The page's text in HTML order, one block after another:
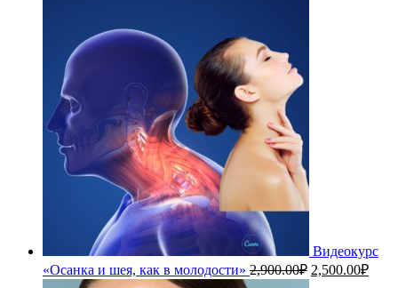
Видеокурс
«Осанка и шея, как в молодости» 2,900.00₽ 2,500.00₽